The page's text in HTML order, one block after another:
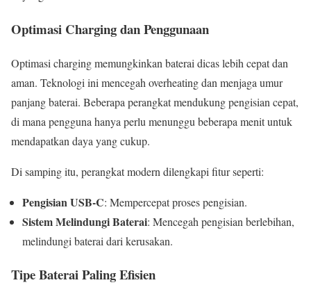
Optimasi Charging dan Penggunaan
Optimasi charging memungkinkan baterai dicas lebih cepat dan
aman. Teknologi ini mencegah overheating dan menjaga umur
panjang baterai. Beberapa perangkat mendukung pengisian cepat,
di mana pengguna hanya perlu menunggu beberapa menit untuk
mendapatkan daya yang cukup.
Di samping itu, perangkat modern dilengkapi fitur seperti:
Pengisian USB-C: Mempercepat proses pengisian.
Sistem Melindungi Baterai: Mencegah pengisian berlebihan,
melindungi baterai dari kerusakan.
Tipe Baterai Paling Efisien